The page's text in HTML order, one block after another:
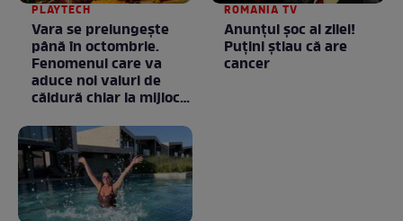
PLAYTECH
Vara se prelungeşte
până în octombrie.
Fenomenul care va
aduce noi valuri de
căldură chiar la mijlocul
ROMANIA TV
Anunţul şoc al zilei!
Puţini ştiau că are
cancer